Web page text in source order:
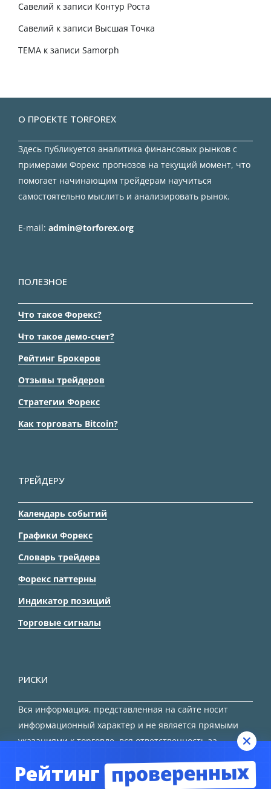
Савелий к записи Контур Роста
Савелий к записи Высшая Точка
TEMA к записи Samorph
О ПРОЕКТЕ TORFOREX
Здесь публикуется аналитика финансовых рынков с
примерами Форекс прогнозов на текущий момент, что
помогает начинающим трейдерам научиться
самостоятельно мыслить и анализировать рынок.
E-mail: admin@torforex.org
ПОЛЕЗНОЕ
Что такое Форекс?
Что такое демо-счет?
Рейтинг Брокеров
Отзывы трейдеров
Стратегии Форекс
Как торговать Bitcoin?
ТРЕЙДЕРУ
Календарь событий
Графики Форекс
Словарь трейдера
Форекс паттерны
Индикатор позиций
Торговые сигналы
РИСКИ
Вся информация, представленная на сайте носит
информационный характер и не является прямыми
указаниями к торговле, вся ответственность за
Рейтинг проверенных